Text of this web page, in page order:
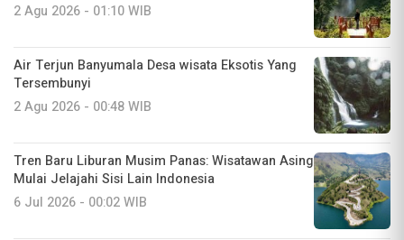
2 Agu 2026 - 01:10 WIB
Air Terjun Banyumala Desa wisata Eksotis Yang
Tersembunyi
2 Agu 2026 - 00:48 WIB
Tren Baru Liburan Musim Panas: Wisatawan Asing
Mulai Jelajahi Sisi Lain Indonesia
6 Jul 2026 - 00:02 WIB